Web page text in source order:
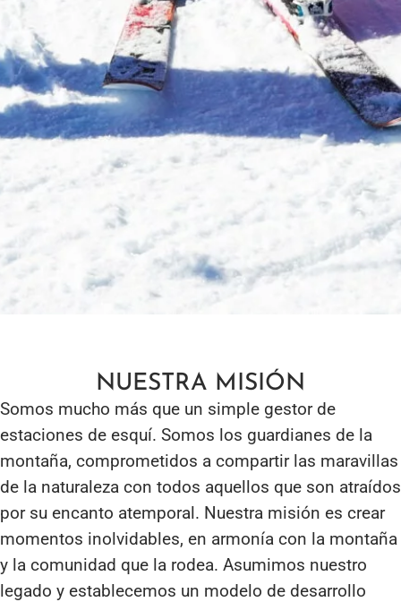
NUESTRA MISIÓN
Somos mucho más que un simple gestor de
estaciones de esquí. Somos los guardianes de la
montaña, comprometidos a compartir las maravillas
de la naturaleza con todos aquellos que son atraídos
por su encanto atemporal. Nuestra misión es crear
momentos inolvidables, en armonía con la montaña
y la comunidad que la rodea. Asumimos nuestro
legado y establecemos un modelo de desarrollo